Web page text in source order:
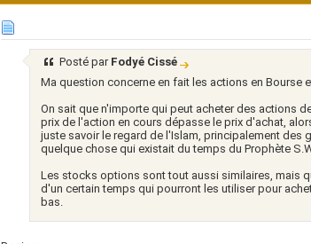
Posté par Fodyé Cissé
Ma question concerne en fait les actions en Bourse
On sait que n'importe qui peut acheter des actions
prix de l'action en cours dépasse le prix d'achat,
juste savoir le regard de l'Islam, principalement des
quelque chose qui existait du temps du Prophète
Les stocks options sont tout aussi similaires, mais
d'un certain temps qui pourront les utiliser pour
bas.